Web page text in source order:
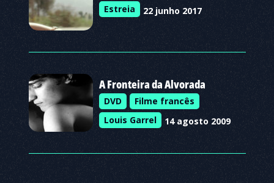
Estreia 22 junho 2017
A Fronteira da Alvorada
DVD
Filme francês
Louis Garrel
14 agosto 2009